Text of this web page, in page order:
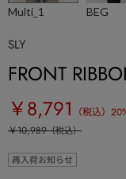
Multi_1 BEG
SLY
FRONT
￥8,791
（税込） 20
￥10,989（税込）
再入荷お知らせ